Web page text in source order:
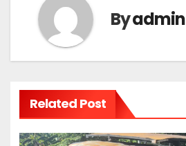
Byadmin
Related Post